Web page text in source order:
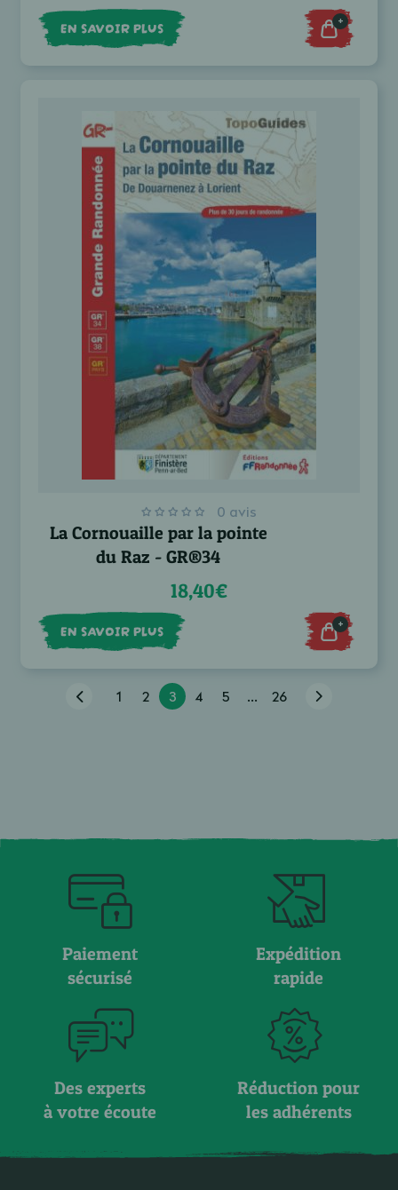
EN SAVOIR PLUS +
0 avis
La Cornouaille par la pointe
du Raz - GR®34
18,40€
EN SAVOIR PLUS +
1 2 3 4 5 ... 26
Paiement
sécurisé
Expédition
rapide
Des experts
à votre écoute
Réduction pour
les adhérents